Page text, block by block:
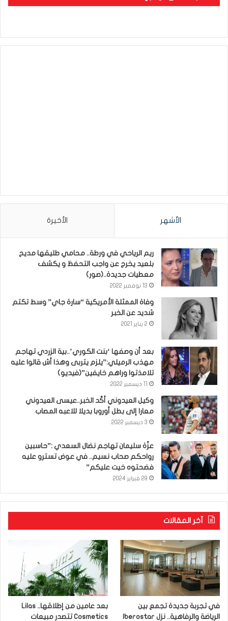
الأشهر الأخيرة
ريم الرياحي في ورطة.. محامي طليقها مديح
بلعيد يخرج عن واجب التحفظ و يكشف
معطيات جديدة..(صور)
13 نوفمبر 2022
وفاة الممثلة الأمريكية “سارة جاي” وسط تكتم
شديد عن الخبر
2 يناير 2021
بعد أن وصفها ‘بنت الكوري’..بية الزردي تهاجم
مهذب الرميلي:”يلزم يتربى وهذا أش قالوا عليه
تلامذتوا وراهم خايفين”(فيديو)
وكيل العيدوني أكّد الخبر..عيسى العيدوني
معارا إلى بطل أوروبا بديلا للاعبه المصاب
3 ديسمبر 2022
عزّة سليمان تهاجم نضال السعدي :”حاسبين
رواحكم صحاب نسيم.. في عوض تسترو عليه
فضحتوه خيت عليكم”
29 فبراير 2024
آخر المقالات
في تجربة جديدة تجمع بين
بعد عامين من إطلاقها.. Lilas
Cosmetics تتصدر مبيعات